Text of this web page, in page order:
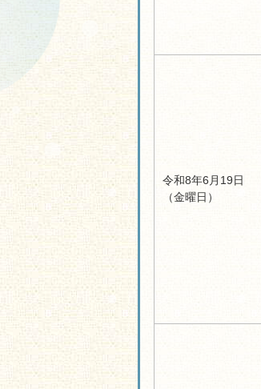
令和8年6月19日
（金曜日）